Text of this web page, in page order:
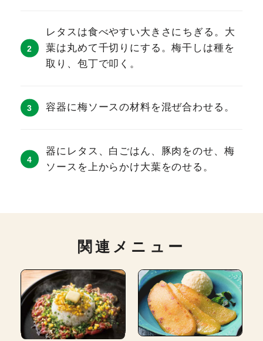
レタスは食べやすい大きさにちぎる。大
葉は丸めて千切りにする。梅干しは種を
取り、包丁で叩く。
容器に梅ソースの材料を混ぜ合わせる。
器にレタス、白ごはん、豚肉をのせ、梅
ソースを上からかけ大葉をのせる。
関連メニュー